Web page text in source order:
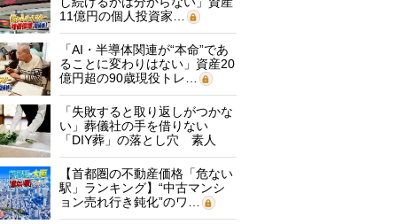
11億円の個人投資家…
「AI・半導体関連が“本命”であ
ることに変わりはない」資産20
億円超の90歳現役トレ…
「失敗すると取り返しがつかな
い」葬儀社の手を借りない
「DIY葬」の落とし穴 素人
に…
【首都圏の不動産価格「危ない
駅」ランキング】“中古マンシ
ョン売れ行き鈍化”のワ…